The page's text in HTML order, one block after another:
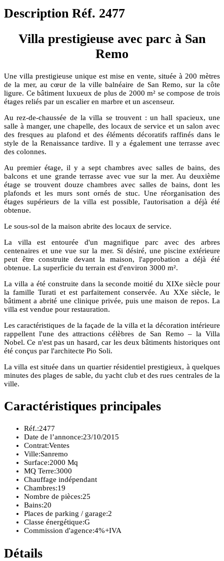
Description Réf. 2477
Villa prestigieuse avec parc à San
Remo
Une villa prestigieuse unique est mise en vente, située à 200 mètres
de la mer, au cœur de la ville balnéaire de San Remo, sur la côte
ligure. Ce bâtiment luxueux de plus de 2000 m² se compose de trois
étages reliés par un escalier en marbre et un ascenseur.
Au rez-de-chaussée de la villa se trouvent : un hall spacieux, une
salle à manger, une chapelle, des locaux de service et un salon avec
des fresques au plafond et des éléments décoratifs raffinés dans le
style de la Renaissance tardive. Il y a également une terrasse avec
des colonnes.
Au premier étage, il y a sept chambres avec salles de bains, des
balcons et une grande terrasse avec vue sur la mer. Au deuxième
étage se trouvent douze chambres avec salles de bains, dont les
plafonds et les murs sont ornés de stuc. Une réorganisation des
étages supérieurs de la villa est possible, l'autorisation a déjà été
obtenue.
Le sous-sol de la maison abrite des locaux de service.
La villa est entourée d'un magnifique parc avec des arbres
centenaires et une vue sur la mer. Si désiré, une piscine extérieure
peut être construite devant la maison, l'approbation a déjà été
obtenue. La superficie du terrain est d'environ 3000 m².
La villa a été construite dans la seconde moitié du XIXe siècle pour
la famille Turati et est parfaitement conservée. Au XXe siècle, le
bâtiment a abrité une clinique privée, puis une maison de repos. La
villa est vendue pour restauration.
Les caractéristiques de la façade de la villa et la décoration intérieure
rappellent l'une des attractions célèbres de San Remo – la Villa
Nobel. Ce n'est pas un hasard, car les deux bâtiments historiques ont
été conçus par l'architecte Pio Soli.
La villa est située dans un quartier résidentiel prestigieux, à quelques
minutes des plages de sable, du yacht club et des rues centrales de la
ville.
Caractéristiques principales
Réf.:2477
Date de l’annonce:23/10/2015
Contrat:Ventes
Ville:Sanremo
Surface:2000 Mq
MQ Terre:3000
Chauffage indépendant
Chambres:19
Nombre de pièces:25
Bains:20
Places de parking / garage:2
Classe énergétique:G
Commission d'agence:4%+IVA
Détails